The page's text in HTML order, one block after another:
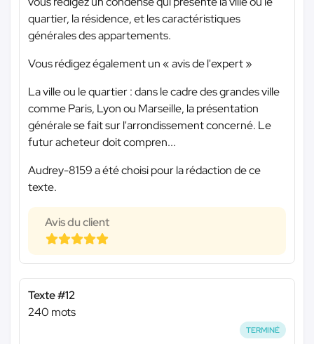
quartier, la résidence, et les caractéristiques
générales des appartements.
Vous rédigez également un « avis de l'expert »
La ville ou le quartier : dans le cadre des grandes ville
comme Paris, Lyon ou Marseille, la présentation
générale se fait sur l'arrondissement concerné. Le
futur acheteur doit compren...
Audrey-8159 a été choisi pour la rédaction de ce
texte.
Avis du client
Texte #12
240 mots
TERMINÉ